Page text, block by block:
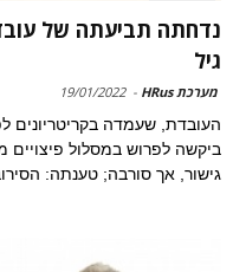
גיל
מערכת HRus -
19/01/2022
העובדת, שעמדה בקריטריונים
ביקשה לפרוש במסלול פיצויים
גישור, אך סורבה; טענתה: